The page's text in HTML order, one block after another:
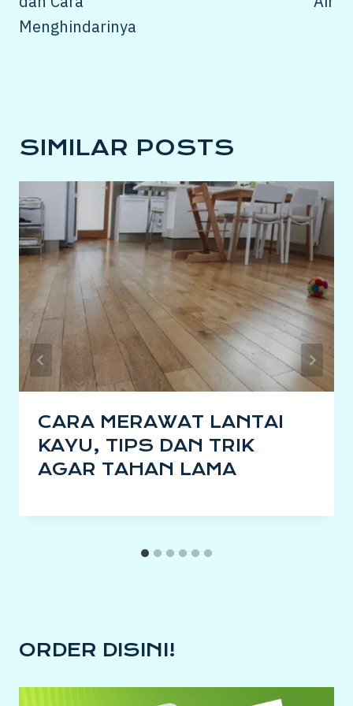
Menghindarinya
SIMILAR POSTS
CARA MERAWAT LANTAI
KAYU, TIPS DAN TRIK
AGAR TAHAN LAMA
ORDER DISINI!